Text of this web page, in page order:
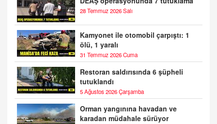
28 Temmuz 2026 Salı
Kamyonet ile otomobil çarpıştı: 1
ölü, 1 yaralı
31 Temmuz 2026 Cuma
Restoran saldırısında 6 şüpheli
tutuklandı
5 Ağustos 2026 Çarşamba
Orman yangınına havadan ve
karadan müdahale sürüyor